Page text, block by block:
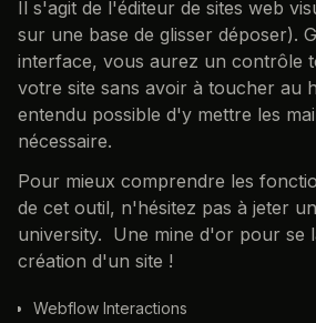
Il s'agit de l'éditeur de sites web
sur une base de glisser déposer).
interface, vous aurez un contrôle
votre site sans avoir à toucher au
entendu possible d'y mettre les
nécessaire.
Pour mieux comprendre les
de cet outil, n'hésitez pas à jeter
university. Une mine d'or pour se
création d'un site !
Webflow Interactions